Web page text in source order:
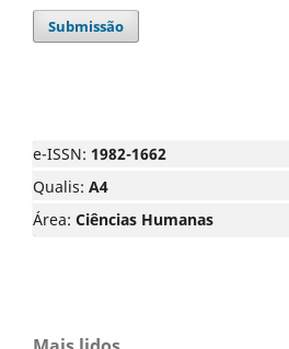
Submissão
e-ISSN: 1982-1662
Qualis: A4
Área: Ciências Humanas